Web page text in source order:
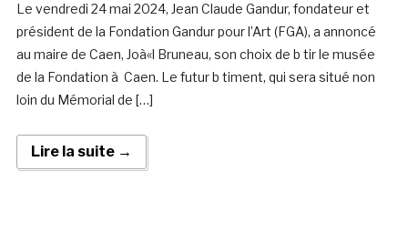
Le vendredi 24 mai 2024, Jean Claude Gandur, fondateur et
président de la Fondation Gandur pour l’Art (FGA), a annoncé
au maire de Caen, Joà«l Bruneau, son choix de b tir le musée
de la Fondation à Caen. Le futur b timent, qui sera situé non
loin du Mémorial de […]
Lire la suite →